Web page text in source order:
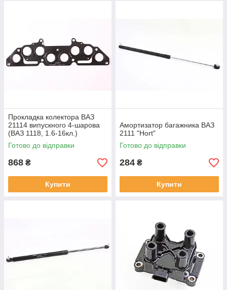
Прокладка колектора ВАЗ
21114 випускного 4-шарова
(ВАЗ 1118, 1.6-16кл.)
Готово до відправки
868 ₴
Купити
Амортизатор багажника ВАЗ
2111 "Hort"
Готово до відправки
284 ₴
Купити